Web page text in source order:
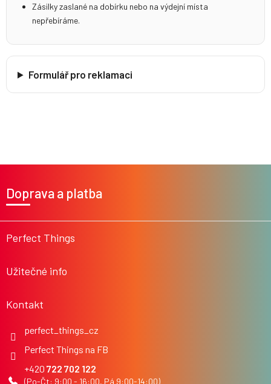
Zásilky zaslané na dobírku nebo na výdejní místa
nepřebíráme.
Formulář pro reklamaci
t
Perfect Things
Užitečné info
Kontakt
722 702 122
Perfect Things na FB
perfect_things_cz
Doprava a platba